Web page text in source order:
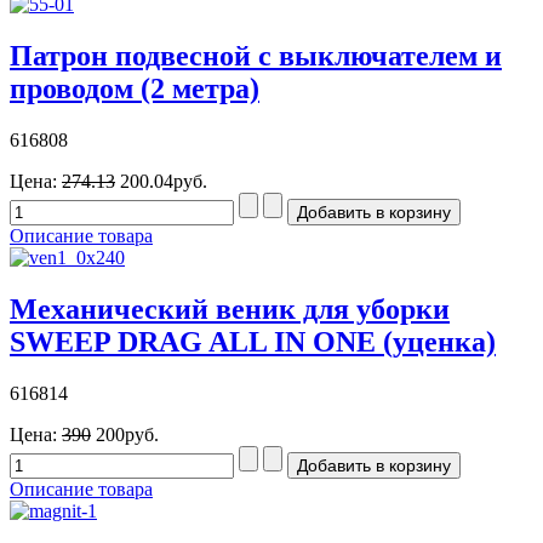
Патрон подвесной с выключателем и
проводом (2 метра)
616808
Цена: 274.13 200.04руб.
Описание товара
Механический веник для уборки
SWEEP DRAG ALL IN ONE (уценка)
616814
Цена: 390 200руб.
Описание товара